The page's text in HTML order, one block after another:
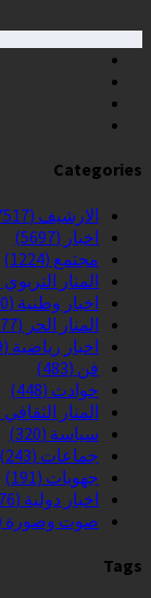
Categories
الارشيف (7517)
اخبار (5697)
مجتمع (1224)
المنار التربوي
اخبار وطنية (720)
المنار الحر (677)
اخبار رياضية (489)
فن (483)
حوادث (448)
المنار الثقافي
سياسة (320)
جماعات (243)
جهويات (191)
اخبار دولية (176)
صوت وصورة
Tags